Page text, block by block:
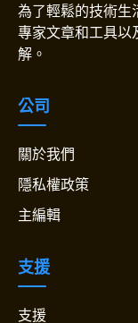
為了輕鬆的技術生
專家文章和工具以
解。
公司
關於我們
隱私權政策
主編輯
支援
支援